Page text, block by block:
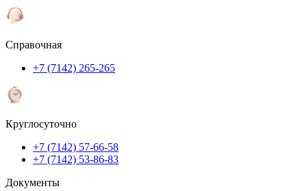
Справочная
+7 (7142) 265-265
Круглосуточно
+7 (7142) 57-66-58
+7 (7142) 53-86-83
Документы